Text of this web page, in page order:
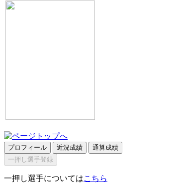
プロフィール 近況成績
通算成績
一押し選手登録
一押し選手についてはこちら